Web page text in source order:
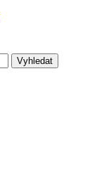
Vyhledat